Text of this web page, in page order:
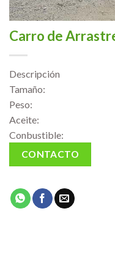
Carro de
Descripción
Tamaño:
Peso:
Aceite:
Conbustible:
CONTACTO